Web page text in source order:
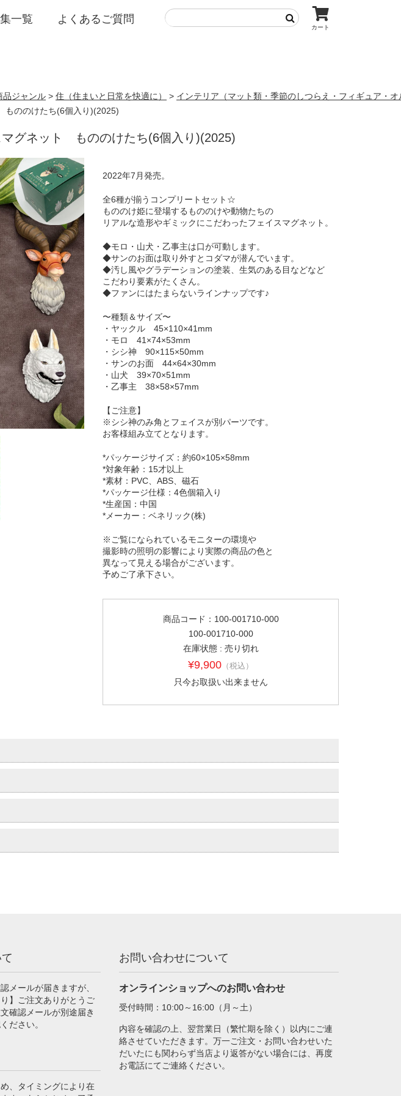
カート
一覧 よくあるご質問
品ジャンル > 住（住まいと日常を快適に） > インテリア（マット類・季節のしつらえ・フィギュア・
ののけたち(6個入り)(2025)
ネット もののけたち(6個入り)(2025)
2022年7月発売。
全6種が揃うコンプリートセット☆
もののけ姫に登場するもののけや動物たちの
リアルな造形やギミックにこだわったフェイスマグネット。
◆モロ・山犬・乙事主は口が可動します。
◆サンのお面は取り外すとコダマが潜んでいます。
◆汚し風やグラデーションの塗装、生気のある目などなど
こだわり要素がたくさん。
◆ファンにはたまらないラインナップです♪
〜種類＆サイズ〜
・ヤックル 45×110×41mm
・モロ 41×74×53mm
・シシ神 90×115×50mm
・サンのお面 44×64×30mm
・山犬 39×70×51mm
・乙事主 38×58×57mm
【ご注意】
※シシ神のみ角とフェイスが別パーツです。
お客様組み立てとなります。
*パッケージサイズ：約60×105×58mm
*対象年齢：15才以上
*素材：PVC、ABS、磁石
*パッケージ仕様：4色個箱入り
*生産国：中国
*メーカー：ベネリック(株)
※ご覧になられているモニターの環境や
撮影時の照明の影響により実際の商品の色と
異なって見える場合がございます。
予めご了承下さい。
商品コード：100-001710-000
100-001710-000
在庫状態 : 売り切れ
¥9,900 （税込）
只今お取扱い出来ません
メールが届きますが、
】ご注文ありがとうご
確認メールが別途届き
ださい。
、タイミングにより在
お問い合わせについて
オンラインショップへのお問い合わせ
受付時間：10:00～16:00（月～土）
内容を確認の上、翌営業日（繁忙期を除く）以内にご連
絡させていただきます。万一ご注文・お問い合わせいた
だいたにも関わらず当店より返答がない場合には、再度
お電話にてご連絡ください。